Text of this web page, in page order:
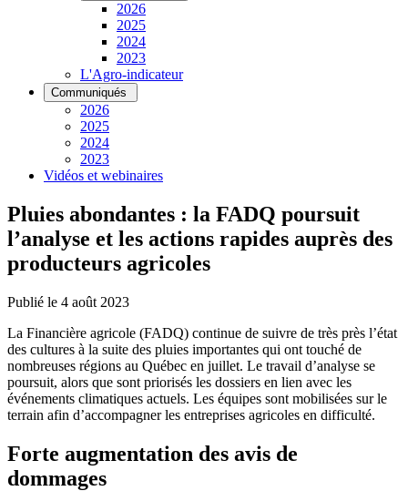
2026
2025
2024
2023
L'Agro-indicateur
Communiqués
2026
2025
2024
2023
Vidéos et webinaires
Pluies abondantes : la FADQ poursuit
l’analyse et les actions rapides auprès des
producteurs agricoles
Publié le 4 août 2023
La Financière agricole (FADQ) continue de suivre de très près l’état
des cultures à la suite des pluies importantes qui ont touché de
nombreuses régions au Québec en juillet. Le travail d’analyse se
poursuit, alors que sont priorisés les dossiers en lien avec les
événements climatiques actuels. Les équipes sont mobilisées sur le
terrain afin d’accompagner les entreprises agricoles en difficulté.
Forte augmentation des avis de
dommages